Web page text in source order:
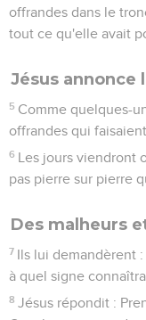
offrandes dans le
tout ce qu'elle avait
Jésus
5 Comme quelques-
offrandes qui
6 Les jours viendront
pas pierre sur pierre
Des malheurs
7 Ils lui demandèrent
à quel signe
8 Jésus répondit :